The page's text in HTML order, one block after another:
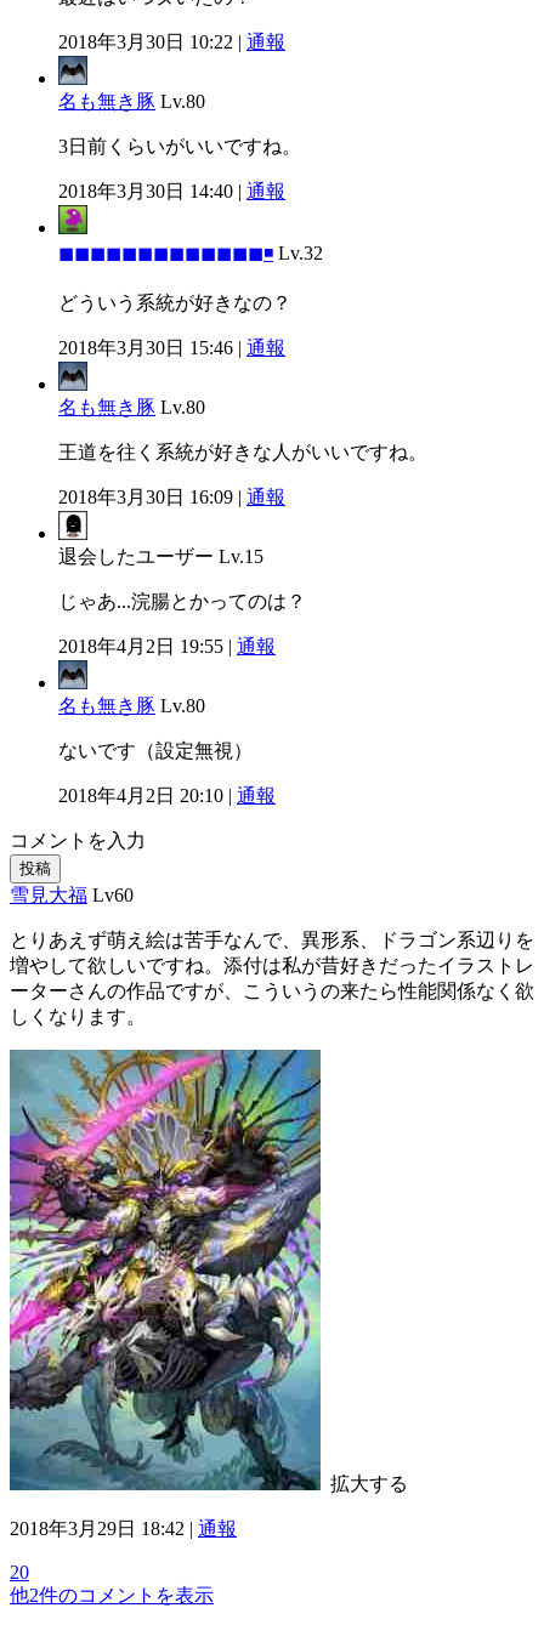
2018年3月30日 10:22 | 通報
名も無き豚 Lv.80
3日前くらいがいいですね。
2018年3月30日 14:40 | 通報
◼◼◼◼◼◼◼◼◼◼◼◼◼◾ Lv.32
どういう系統が好きなの？
2018年3月30日 15:46 | 通報
名も無き豚 Lv.80
王道を往く系統が好きな人がいいですね。
2018年3月30日 16:09 | 通報
退会したユーザー Lv.15
じゃあ...浣腸とかってのは？
2018年4月2日 19:55 | 通報
名も無き豚 Lv.80
ないです（設定無視）
2018年4月2日 20:10 | 通報
コメントを入力
投稿
雪見大福 Lv60
とりあえず萌え絵は苦手なんで、異形系、ドラゴン系辺りを
増やして欲しいですね。添付は私が昔好きだったイラストレ
ーターさんの作品ですが、こういうの来たら性能関係なく欲
しくなります。
拡大する
2018年3月29日 18:42 | 通報
20
他2件のコメントを表示